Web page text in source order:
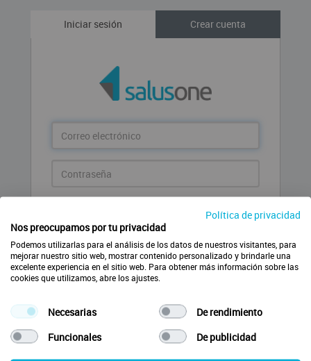
Iniciar sesión Crear cuenta
electrónico
¿Has olvidado la contraseña?
Política de privacidad
Nos preocupamos por tu privacidad
Podemos utilizarlas para el análisis de los datos de nuestros visitantes, para
mejorar nuestro sitio web, mostrar contenido personalizado y brindarle una
excelente experiencia en el sitio web. Para obtener más información sobre las
cookies que utilizamos, abre los ajustes.
Necesarias
De rendimiento
Funcionales
De publicidad